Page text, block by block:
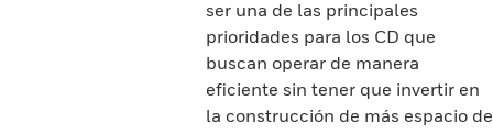
ser una de las principales
prioridades para los CD que
buscan operar de manera
eficiente sin tener que invertir en
la construcción de más espacio de